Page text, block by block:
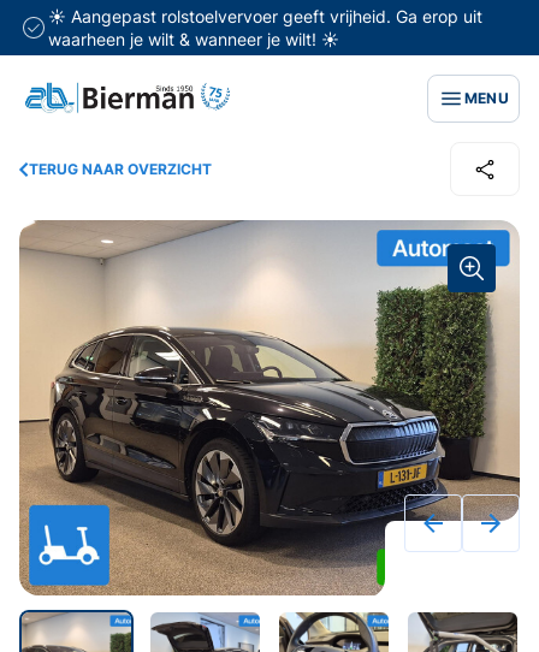
☀️ Aangepast rolstoelvervoer geeft vrijheid. Ga erop uit
waarheen je wilt & wanneer je wilt! ☀️
MENU
TERUG NAAR OVERZICHT